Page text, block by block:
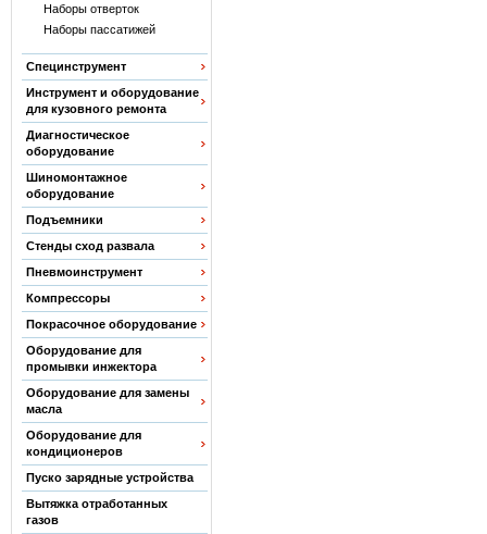
Наборы отверток
Наборы пассатижей
Специнструмент
Инструмент и оборудование
для кузовного ремонта
Диагностическое
оборудование
Шиномонтажное
оборудование
Подъемники
Стенды сход развала
Пневмоинструмент
Компрессоры
Покрасочное оборудование
Оборудование для
промывки инжектора
Оборудование для замены
масла
Оборудование для
кондиционеров
Пуско зарядные устройства
Вытяжка отработанных
газов